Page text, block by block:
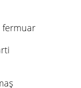
fermuar